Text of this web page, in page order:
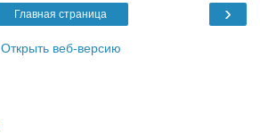
›
Главная страница
Открыть веб-версию